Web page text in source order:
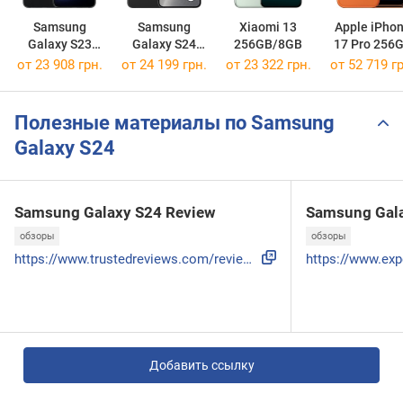
Samsung
Galaxy S23
256GB
Samsung
Galaxy S24
256GB/8GB
Xiaomi 13
256GB/8GB
Apple
17 Pro
от 23 908 грн. от 24 199 грн. от 23 322 грн. от 52 719
Полезные материалы по Samsung
Galaxy S24
Samsung Galaxy S24 Review
обзоры
https://www.trustedreviews.com/reviews/samsung-galaxy-s24
Samsung
обзоры
Добавить ссылку